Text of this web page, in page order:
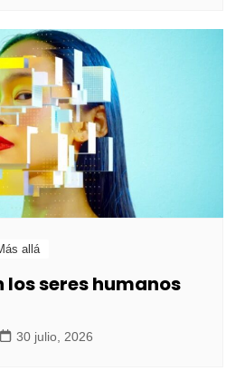
allá
los seres humanos
30 julio, 2026